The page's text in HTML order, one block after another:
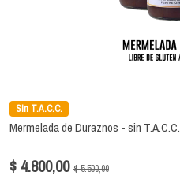
Sin T.A.C.C.
Mermelada de Duraznos - sin T.A.C.C.
$ 4.800,00 $ 5.500,00